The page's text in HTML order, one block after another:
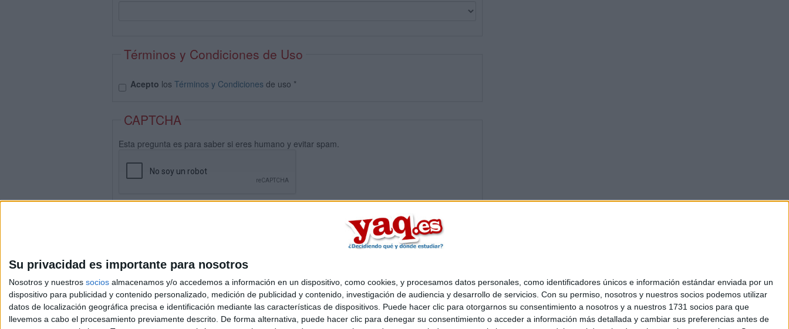
Su privacidad es importante para nosotros
Nosotros y nuestros socios almacenamos y/o accedemos a información en un dispositivo, como cookies, y procesamos datos personales, como identificadores únicos e información estándar enviada por un
dispositivo para publicidad y contenido personalizado, medición de publicidad y contenido, investigación de audiencia y desarrollo de servicios. Con su permiso, nosotros y nuestros socios podemos utilizar
datos de localización geográfica precisa e identificación mediante las características de dispositivos. Puede hacer clic para otorgarnos su consentimiento a nosotros y a nuestros 1731 socios para que
llevemos a cabo el procesamiento previamente descrito. De forma alternativa, puede hacer clic para denegar su consentimiento o acceder a información más detallada y cambiar sus preferencias antes de
Términos y Condiciones de Uso
Acepto los Términos y Condiciones de uso *
CAPTCHA
Esta pregunta es para saber si eres humano y evitar spam.
Quiénes somos |Contactar| Anúnciate
Aviso legal|Politica de privacidad|Condiciones generales|Política de cookies